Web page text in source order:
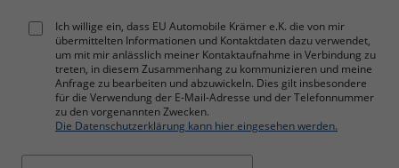
Ich willige ein, dass EU Automobile Krämer e.K. die von mir
übermittelten Informationen und Kontaktdaten dazu verwendet,
um mit mir anlässlich meiner Kontaktaufnahme in Verbindung zu
treten, in diesem Zusammenhang zu kommunizieren und meine
Anfrage zu bearbeiten und abzuwickeln. Dies gilt insbesondere
für die Verwendung der E-Mail-Adresse und der Telefonnummer
zu den vorgenannten Zwecken.
Die Datenschutzerklärung kann hier eingesehen werden.